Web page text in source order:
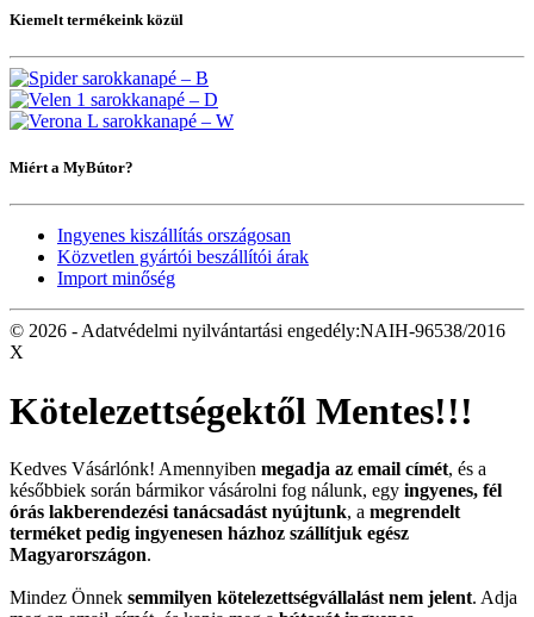
Kiemelt termékeink közül
Miért a MyBútor?
Ingyenes kiszállítás országosan
Közvetlen gyártói beszállítói árak
Import minőség
© 2026 - Adatvédelmi nyilvántartási engedély:NAIH-96538/2016
X
Kötelezettségektől Mentes!!!
Kedves Vásárlónk! Amennyiben megadja az email címét, és a
későbbiek során bármikor vásárolni fog nálunk, egy ingyenes, fél
órás lakberendezési tanácsadást nyújtunk, a megrendelt
terméket pedig ingyenesen házhoz szállítjuk egész
Magyarországon.
Mindez Önnek semmilyen kötelezettségvállalást nem jelent. Adja